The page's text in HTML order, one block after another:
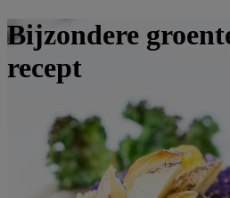
Bijzondere
recept